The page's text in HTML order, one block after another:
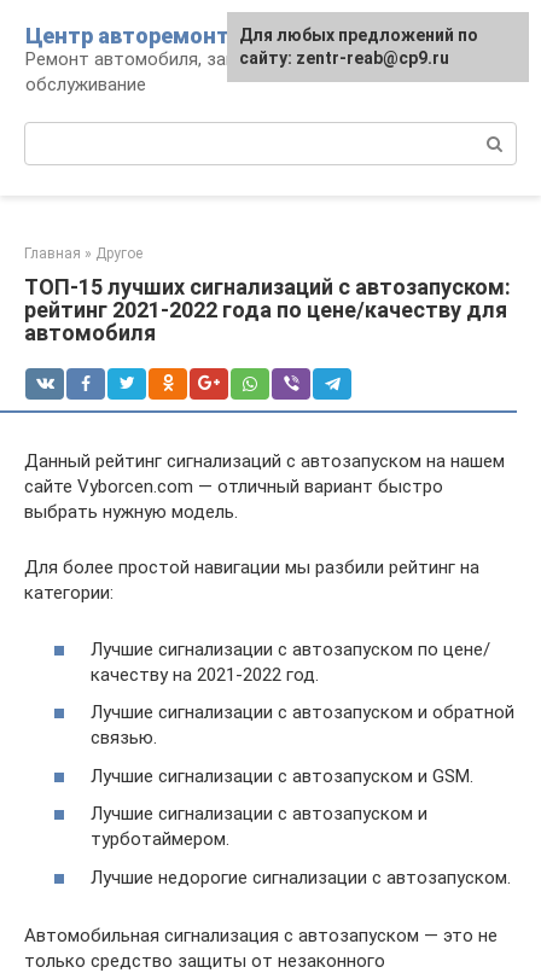
контенту
Центр авторемонта
Ремонт автомобиля, запчасти и
обслуживание
Главная » Другое
ТОП-15 лучших сигнализаций с автозапуском:
рейтинг 2021-2022 года по цене/качеству для
автомобиля
Данный рейтинг сигнализаций с автозапуском на нашем
сайте Vyborcen.com — отличный вариант быстро
выбрать нужную модель.
Для более простой навигации мы разбили рейтинг на
категории:
Лучшие сигнализации с автозапуском по цене/
качеству на 2021-2022 год.
Лучшие сигнализации с автозапуском и обратной
связью.
Лучшие сигнализации с автозапуском и GSM.
Лучшие сигнализации с автозапуском и
турботаймером.
Лучшие недорогие сигнализации с автозапуском.
Автомобильная сигнализация с автозапуском — это не
только средство защиты от незаконного
Для любых предложений по
сайту: zentr-reab@cp9.ru